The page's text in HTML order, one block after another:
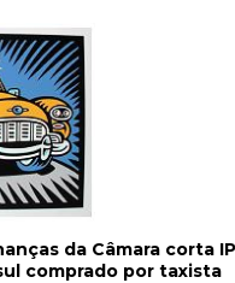
da Câmara corta
comprado por taxista